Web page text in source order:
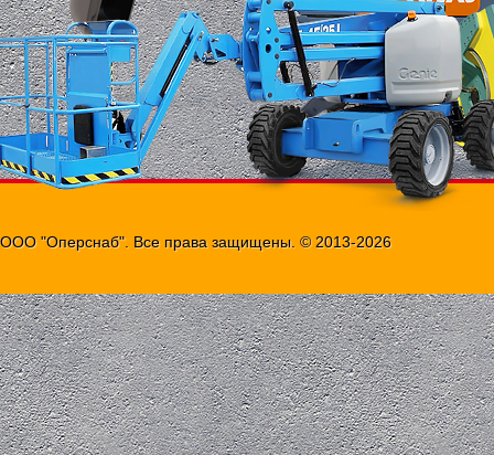
ООО "Оперснаб". Все права защищены. © 2013-2026